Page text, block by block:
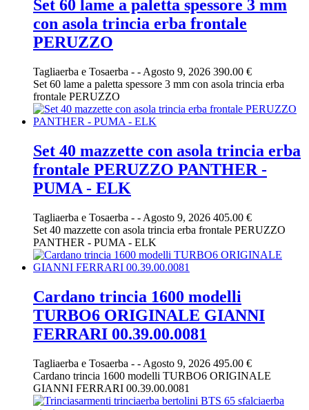
Set 60 lame a paletta spessore 3 mm
con asola trincia erba frontale
PERUZZO
Tagliaerba e Tosaerba - - Agosto 9, 2026 390.00 €
Set 60 lame a paletta spessore 3 mm con asola trincia erba
frontale PERUZZO
Set 40 mazzette con asola trincia erba
frontale PERUZZO PANTHER -
PUMA - ELK
Tagliaerba e Tosaerba - - Agosto 9, 2026 405.00 €
Set 40 mazzette con asola trincia erba frontale PERUZZO
PANTHER - PUMA - ELK
Cardano trincia 1600 modelli
TURBO6 ORIGINALE GIANNI
FERRARI 00.39.00.0081
Tagliaerba e Tosaerba - - Agosto 9, 2026 495.00 €
Cardano trincia 1600 modelli TURBO6 ORIGINALE
GIANNI FERRARI 00.39.00.0081